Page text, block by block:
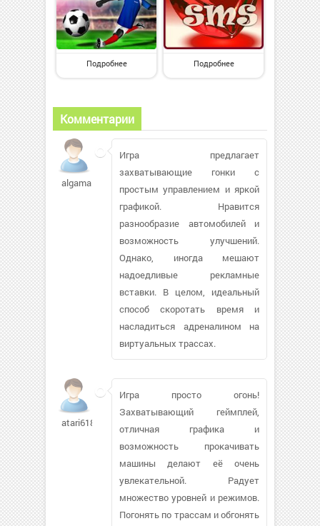
Подробнее Подробнее
Комментарии
algama195
Игра предлагает
захватывающие гонки с
простым управлением и яркой
графикой. Нравится
разнообразие автомобилей и
возможность улучшений.
Однако, иногда мешают
надоедливые рекламные
вставки. В целом, идеальный
способ скоротать время и
насладиться адреналином на
виртуальных трассах.
atari61885
Игра просто огонь!
Захватывающий геймплей,
отличная графика и
возможность прокачивать
машины делают её очень
увлекательной. Радует
множество уровней и режимов.
Погонять по трассам и обгонять